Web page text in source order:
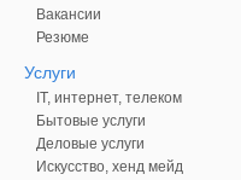
Вакансии
Резюме
Услуги
IT, интернет, телеком
Бытовые услуги
Деловые услуги
Искусство, хенд мейд